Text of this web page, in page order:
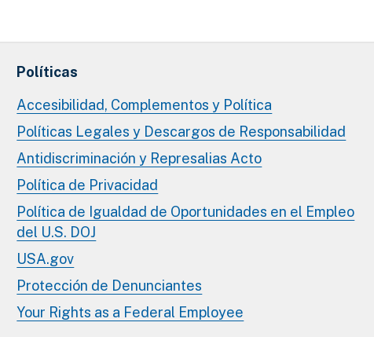
Políticas
Accesibilidad, Complementos y Política
Políticas Legales y Descargos de Responsabilidad
Antidiscriminación y Represalias Acto
Política de Privacidad
Política de Igualdad de Oportunidades en el Empleo
del U.S. DOJ
USA.gov
Protección de Denunciantes
Your Rights as a Federal Employee